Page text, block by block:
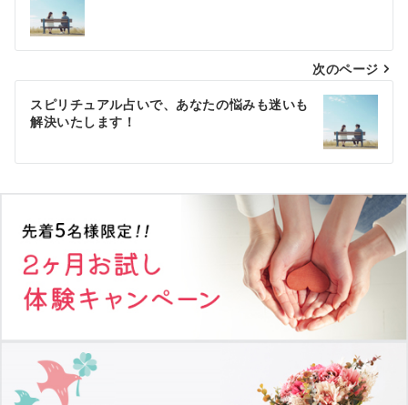
稿
ナ
ビ
ゲ
ー
シ
ョ
ン
次のページ
スピリチュアル占いで、あなたの悩みも迷いも
解決いたします！